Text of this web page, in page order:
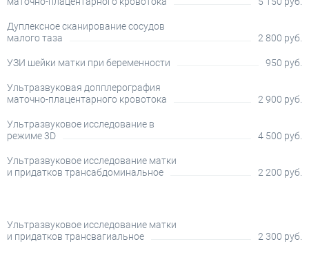
Дуплексное сканирование сосудов
малого таза
2 800 руб.
УЗИ шейки матки при беременности 950 руб.
Ультразвуковая допплерография
маточно-плацентарного кровотока
2 900 руб.
Ультразвуковое исследование в
режиме 3D
4 500 руб.
Ультразвуковое исследование матки
и придатков трансабдоминальное
2 200 руб.
Ультразвуковое исследование матки
и придатков трансвагиальное
2 300 руб.